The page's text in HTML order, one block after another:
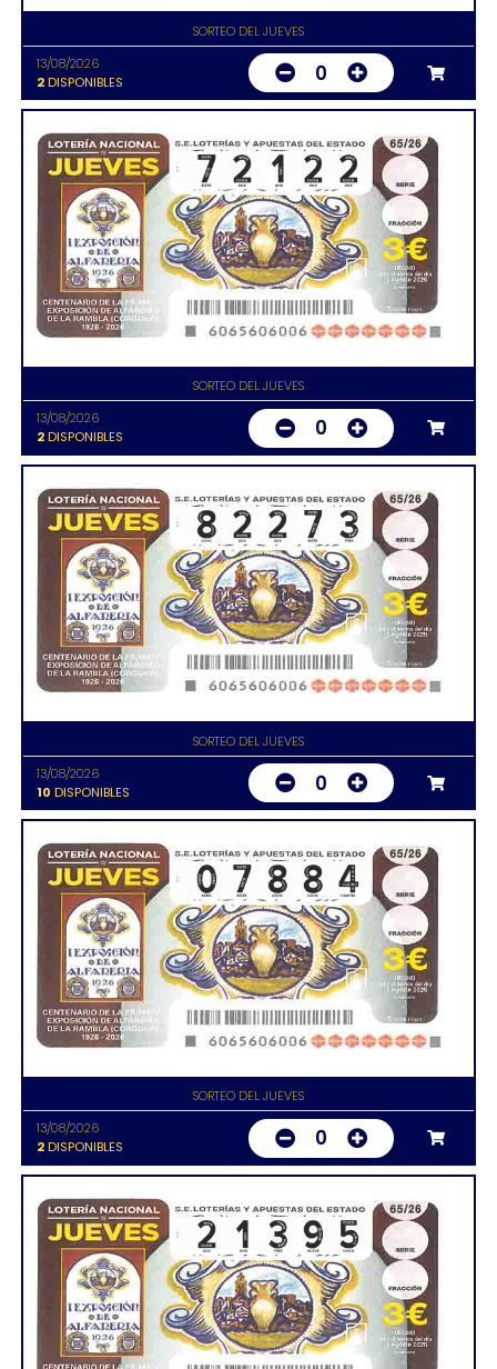
SORTEO DEL JUEVES
13/08/2026
2DISPONIBLES 0
SORTEO DEL JUEVES
13/08/2026
2DISPONIBLES 0
SORTEO DEL JUEVES
13/08/2026
10 DISPONIBLES 0
SORTEO DEL JUEVES
13/08/2026
2DISPONIBLES 0